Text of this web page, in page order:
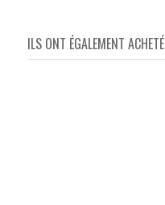
ILS ONT ÉGALEMENT ACHETÉ